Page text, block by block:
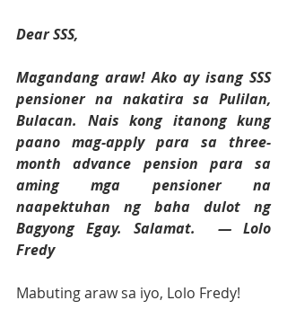
Dear SSS,
Magandang araw! Ako ay isang SSS
pensioner na nakatira sa Pulilan,
Bulacan. Nais kong itanong kung
paano mag-apply para sa three-
month advance pension para sa
aming mga pensioner na
naapektuhan ng baha dulot ng
Bagyong Egay. Salamat.  — Lolo
Fredy
Mabuting araw sa iyo, Lolo Fredy!